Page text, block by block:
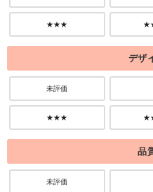
★★★
デザ
未評価
★★★
品
未評価